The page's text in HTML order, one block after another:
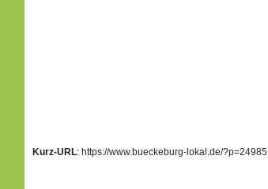
Kurz-URL: https://www.bueckeburg-lokal.de/?p=24985